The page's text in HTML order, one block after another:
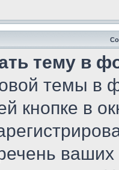
тему в
темы в
кнопке в
ваших